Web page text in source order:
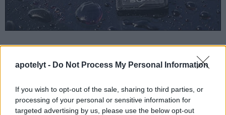
apotelyt - Do Not Process My Personal Information
If you wish to opt-out of the sale, sharing to third parties, or
processing of your personal or sensitive information for
targeted advertising by us, please use the below opt-out
La taille physique et le poids du Leica M9 et du Sony RX100
caméras sont affichées en fonction de leurtaille relative
Toutes les dimensions sont arrondies au millimètre près.